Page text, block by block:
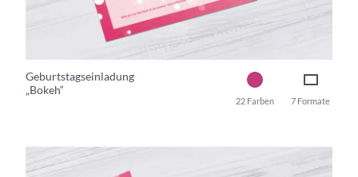
Geburtstagseinladung
„Bokeh“
7 Formate
22 Farben